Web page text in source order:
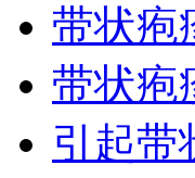
带状疱
带状疱
引起带